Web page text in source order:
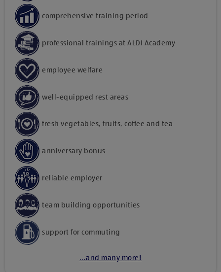
comprehensive training period
professional trainings at ALDI Academy
employee welfare
well-equipped rest areas
fresh vegetables, fruits, coffee and tea
anniversary bonus
reliable employer
team building opportunities
support for commuting
...and many more!